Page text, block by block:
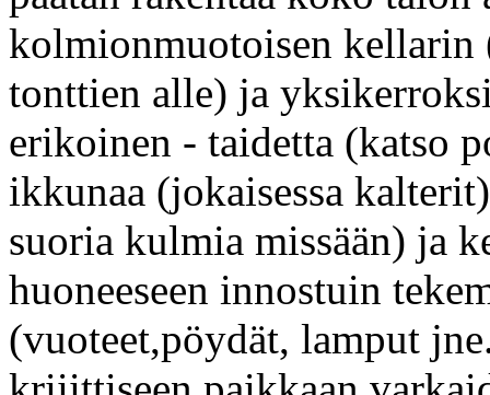
kolmionmuotoisen kellarin
tonttien alle) ja
erikoinen - taidetta (katso
ikkunaa (jokaisessa
suoria kulmia missään) ja
huoneeseen innostuin
(vuoteet,pöydät, lamput